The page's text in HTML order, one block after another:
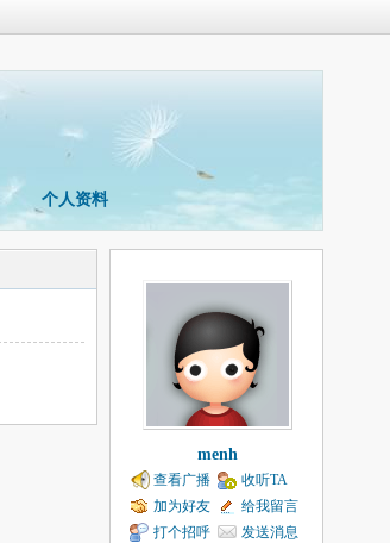
个人资料
menh
查看广播
收听TA
加为好友
给我留言
打个招呼
发送消息